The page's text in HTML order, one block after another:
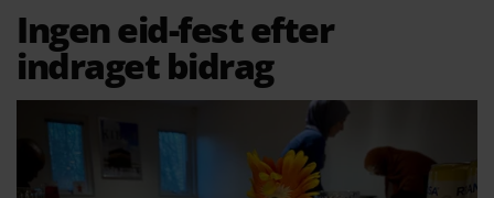
Ingen eid-fest efter
indraget bidrag